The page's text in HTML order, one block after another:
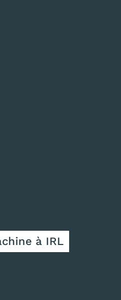
à IRL